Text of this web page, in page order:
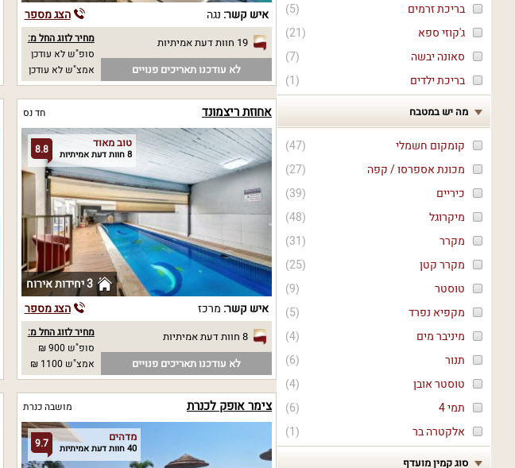
(
5
)
בריכת זרמים
(
21
)
ג'קוזי ספא
(
7
)
סאונה יבשה
(
1
) בריכת ילדים
מה יש במטבח
(
47
)
קומקום חשמלי
(
27
)
מכונת אספרסו / קפה
(
39
)
כיריים
(
48
)
מיקרוגל
(
31
)
מקרר
(
25
)
מקרר קטן
(
9
)
טוסטר
(
5
)
מקפיא נפרד
(
4
)
מיניבר מים
(
6
)
תנור
(
4
)
טוסטר אובן
(
6
)
תמי 4
(
1
) אלקטרה בר
סוג קמין מועדף
איש קשר: נגה הצג מספר
19 חוות דעת אמיתיות
לא עודכנו תאריכים פנויים
מחיר לזוג החל מ:
סופ"ש לא עודכן
אמצ"ש לא עודכן
אחוזת ריצמונד חד נס
8.8 טוב מאוד
8 חוות דעת אמיתיות
3 יחידות אירוח
איש קשר: מרכז הצג מספר
8 חוות דעת אמיתיות
לא עודכנו תאריכים פנויים
מחיר לזוג החל מ:
סופ"ש 900 ₪
אמצ"ש 1100 ₪
צימר אופק לכנרת מושבה כנרת
9.7 מדהים
40 חוות דעת אמיתיות